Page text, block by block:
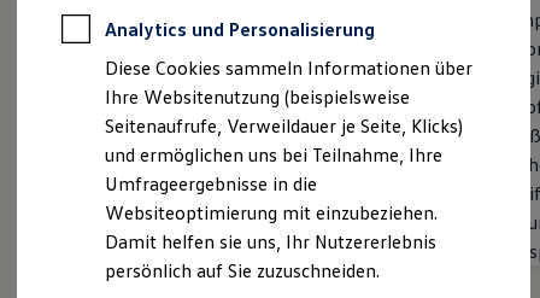
Professional Class bei Volkswagen
Behörden
Direktkunden
Sonderfahrzeuge
Anpfiff zum Gewinn
Elektromobilität
Elektroautos
ID. Tutorials
Elektrofahrzeugkonzepte
ID. EVERY1
Reichweite
Umfangreiche Ausstattung. Attraktiver Preisvorteil.
Spurwechselassistent "Side Assist", Ausparkassistent
und Ausstiegswarnung
Infotainment-System mit 32,7-cm-Display (12,9
Klimaanlage "Air Care Climatronic" mit Aktiv-
Kombifilter, Bedienelementen hinten und 3-Zonen-
Temperaturregelung
Ambientebeleuchtung 30-farbig
Analytics und Personalisierung
Diese Cookies sammeln Informationen über
Ihre Websitenutzung (beispielsweise
Seitenaufrufe, Verweildauer je Seite, Klicks)
und ermöglichen uns bei Teilnahme, Ihre
Umfrageergebnisse in die
Websiteoptimierung mit einzubeziehen.
Damit helfen sie uns, Ihr Nutzererlebnis
persönlich auf Sie zuzuschneiden.